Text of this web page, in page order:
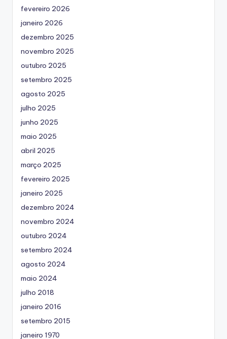
fevereiro 2026
janeiro 2026
dezembro 2025
novembro 2025
outubro 2025
setembro 2025
agosto 2025
julho 2025
junho 2025
maio 2025
abril 2025
março 2025
fevereiro 2025
janeiro 2025
dezembro 2024
novembro 2024
outubro 2024
setembro 2024
agosto 2024
maio 2024
julho 2018
janeiro 2016
setembro 2015
janeiro 1970